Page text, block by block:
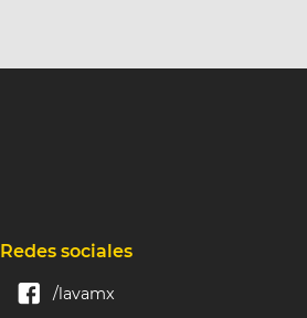
Redes sociales
/lavamx